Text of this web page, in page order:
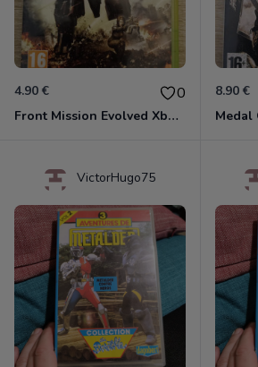
4.90 € 0
Front Mission Evolved Xbox 360
8.90 €
VictorHugo75